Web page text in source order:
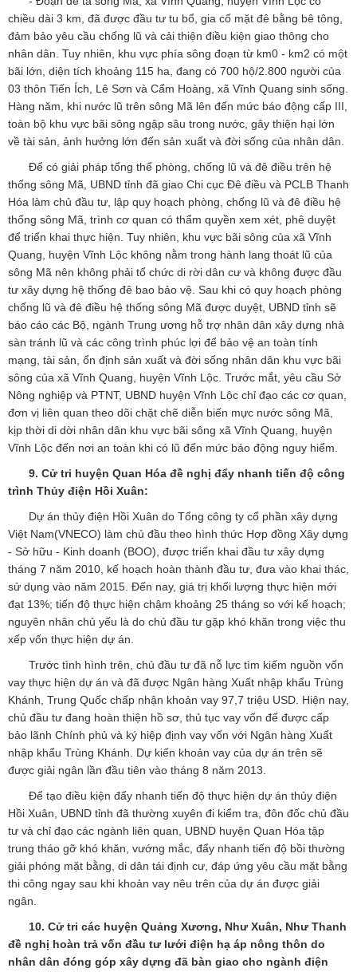
chiều dài 3 km, đã được đầu tư tu bổ, gia cố mặt đê bằng bê tông,
đảm bảo yêu cầu chống lũ và cải thiện điều kiện giao thông cho
nhân dân. Tuy nhiên, khu vực phía sông đoạn từ km0 - km2 có một
bãi lớn, diện tích khoảng 115 ha, đang có 700 hộ/2.800 người của
03 thôn Tiến Ích, Lê Sơn và Cẩm Hoàng, xã Vĩnh Quang sinh sống.
Hàng năm, khi nước lũ trên sông Mã lên đến mức báo động cấp III,
toàn bộ khu vực bãi sông ngập sâu trong nước, gây thiện hại lớn
về tài sản, ảnh hưởng lớn đến sản xuất và đời sống của nhân dân.
Để có giải pháp tổng thể phòng, chống lũ và đê điều trên hệ
thống sông Mã, UBND tỉnh đã giao Chi cục Đê điều và PCLB Thanh
Hóa làm chủ đầu tư, lập quy hoạch phòng, chống lũ và đê điều hệ
thống sông Mã, trình cơ quan có thẩm quyền xem xét, phê duyệt
để triển khai thực hiện. Tuy nhiên, khu vực bãi sông của xã Vĩnh
Quang, huyện Vĩnh Lộc không nằm trong hành lang thoát lũ của
sông Mã nên không phải tổ chức di rời dân cư và không được đầu
tư xây dựng hệ thống đê bao bảo vệ. Sau khi có quy hoạch phòng
chống lũ và đê điều hệ thống sông Mã được duyệt, UBND tỉnh sẽ
báo cáo các Bộ, ngành Trung ương hỗ trợ nhân dân xây dựng nhà
sàn tránh lũ và các công trình phúc lợi để bảo vệ an toàn tính
mạng, tài sản, ổn định sản xuất và đời sống nhân dân khu vực bãi
sông của xã Vĩnh Quang, huyện Vĩnh Lộc. Trước mắt, yêu cầu Sở
Nông nghiệp và PTNT, UBND huyện Vĩnh Lộc chỉ đạo các cơ quan,
đơn vị liên quan theo dõi chặt chẽ diễn biến mực nước sông Mã,
kịp thời di dời nhân dân khu vực bãi sông xã Vĩnh Quang, huyện
Vĩnh Lộc đến nơi an toàn khi có lũ đến mức báo động nguy hiểm.
9. Cử tri huyện Quan Hóa đề nghị đẩy nhanh tiến độ công
trình Thủy điện Hồi Xuân:
Dự án thủy điện Hồi Xuân do Tổng công ty cổ phần xây dựng
Việt Nam(VNECO) làm chủ đầu theo hình thức Hợp đồng Xây dựng
- Sở hữu - Kinh doanh (BOO), được triển khai đầu tư xây dựng
tháng 7 năm 2010, kế hoạch hoàn thành đầu tư, đưa vào khai thác,
sử dụng vào năm 2015. Đến nay, giá trị khối lượng thực hiện mới
đạt 13%; tiến độ thực hiện chậm khoảng 25 tháng so với kế hoạch;
nguyên nhân chủ yếu là do chủ đầu tư gặp khó khăn trong việc thu
xếp vốn thực hiện dự án.
Trước tình hình trên, chủ đầu tư đã nỗ lực tìm kiếm nguồn vốn
vay thực hiện dự án và đã được Ngân hàng Xuất nhập khẩu Trùng
Khánh, Trung Quốc chấp nhận khoản vay 97,7 triệu USD. Hiện nay,
chủ đầu tư đang hoàn thiện hồ sơ, thủ tục vay vốn để được cấp
bảo lãnh Chính phủ và ký hiệp định vay vốn với Ngân hàng Xuất
nhập khẩu Trùng Khánh. Dự kiến khoản vay của dự án trên sẽ
được giải ngân lần đầu tiên vào tháng 8 năm 2013.
Để tạo điều kiện đẩy nhanh tiến độ thực hiện dự án thủy điện
Hồi Xuân, UBND tỉnh đã thường xuyên đi kiểm tra, đôn đốc chủ đầu
tư và chỉ đạo các ngành liên quan, UBND huyện Quan Hóa tập
trung tháo gỡ khó khăn, vướng mắc, đẩy nhanh tiến độ bồi thường
giải phóng mặt bằng, di dân tái định cư, đáp ứng yêu cầu mặt bằng
thi công ngay sau khi khoản vay nêu trên của dự án được giải
ngân.
10. Cử tri các huyện Quảng Xương, Như Xuân, Như Thanh
đề nghị hoàn trả vốn đầu tư lưới điện hạ áp nông thôn do
nhân dân đóng góp xây dựng đã bàn giao cho ngành điện